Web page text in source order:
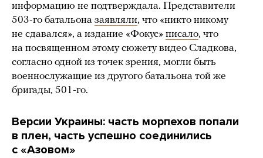
информацию не подтверждала. Представители
503-го батальона заявляли, что «никто никому
не сдавался», а издание «Фокус» писало, что
на посвященном этому сюжету видео Сладкова,
согласно одной из точек зрения, могли быть
военнослужащие из другого батальона той же
бригады, 501-го.
Версии Украины: часть морпехов попали
в плен, часть успешно соединились
с «Азовом»